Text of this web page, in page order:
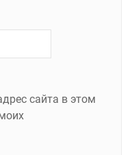
сайта в этом